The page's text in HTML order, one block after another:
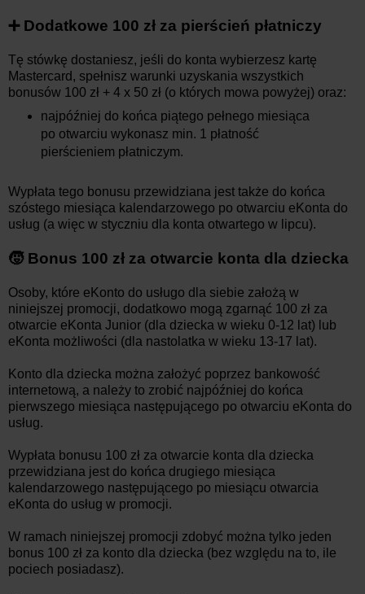
➕ Dodatkowe 100 zł za pierścień płatniczy
Tę stówkę dostaniesz, jeśli do konta wybierzesz kartę
Mastercard, spełnisz warunki uzyskania wszystkich
bonusów 100 zł + 4 x 50 zł (o których mowa powyżej) oraz:
najpóźniej do końca piątego pełnego miesiąca
po otwarciu wykonasz min. 1 płatność
pierścieniem płatniczym.
Wypłata tego bonusu przewidziana jest także do końca
szóstego miesiąca kalendarzowego po otwarciu eKonta do
usług (a więc w styczniu dla konta otwartego w lipcu).
🧒 Bonus 100 zł za otwarcie konta dla dziecka
Osoby, które eKonto do usługo dla siebie założą w
niniejszej promocji, dodatkowo mogą zgarnąć 100 zł za
otwarcie eKonta Junior (dla dziecka w wieku 0-12 lat) lub
eKonta możliwości (dla nastolatka w wieku 13-17 lat).
Konto dla dziecka można założyć poprzez bankowość
internetową, a należy to zrobić najpóźniej do końca
pierwszego miesiąca następującego po otwarciu eKonta do
usług.
Wypłata bonusu 100 zł za otwarcie konta dla dziecka
przewidziana jest do końca drugiego miesiąca
kalendarzowego następującego po miesiącu otwarcia
eKonta do usług w promocji.
W ramach niniejszej promocji zdobyć można tylko jeden
bonus 100 zł za konto dla dziecka (bez względu na to, ile
pociech posiadasz).